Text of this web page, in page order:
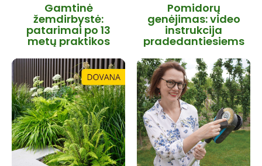
Gamtinė
žemdirbystė:
patarimai po 13
metų praktikos
Pomidorų
genėjimas: video
instrukcija
pradedantiesiems